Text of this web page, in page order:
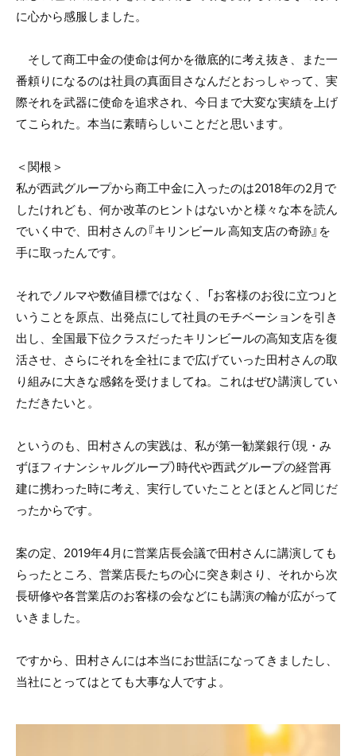
に心から感服しました。
そして商工中金の使命は何かを徹底的に考え抜き、また一
番頼りになるのは社員の真面目さなんだとおっしゃって、実
際それを武器に使命を追求され、今日まで大変な実績を上げ
てこられた。本当に素晴らしいことだと思います。
＜関根＞
私が西武グループから商工中金に入ったのは2018年の2月で
したけれども、何か改革のヒントはないかと様々な本を読ん
でいく中で、田村さんの『キリンビール 高知支店の奇跡』を
手に取ったんです。
それでノルマや数値目標ではなく、「お客様のお役に立つ」と
いうことを原点、出発点にして社員のモチベーションを引き
出し、全国最下位クラスだったキリンビールの高知支店を復
活させ、さらにそれを全社にまで広げていった田村さんの取
り組みに大きな感銘を受けましてね。これはぜひ講演してい
ただきたいと。
というのも、田村さんの実践は、私が第一勧業銀行（現・み
ずほフィナンシャルグループ）時代や西武グループの経営再
建に携わった時に考え、実行していたこととほとんど同じだ
ったからです。
案の定、2019年4月に営業店長会議で田村さんに講演しても
らったところ、営業店長たちの心に突き刺さり、それから次
長研修や各営業店のお客様の会などにも講演の輪が広がって
いきました。
ですから、田村さんには本当にお世話になってきましたし、
当社にとってはとても大事な人ですよ。